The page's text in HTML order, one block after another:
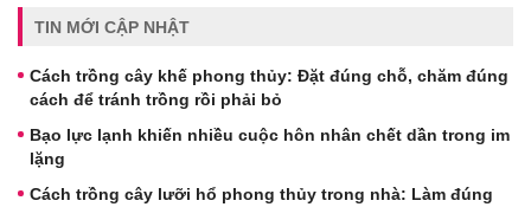
TIN MỚI CẬP NHẬT
Cách trồng cây khế phong thủy: Đặt đúng chỗ, chăm đúng
cách để tránh trồng rồi phải bỏ
Bạo lực lạnh khiến nhiều cuộc hôn nhân chết dần trong im
lặng
Cách trồng cây lưỡi hổ phong thủy trong nhà: Làm đúng